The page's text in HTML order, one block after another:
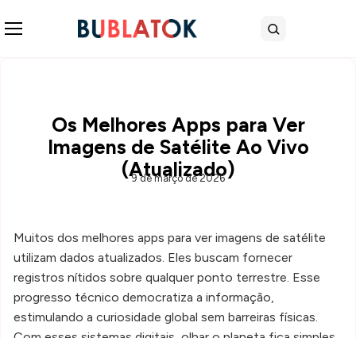
Buscar
Os Melhores Apps para Ver
Imagens de Satélite Ao Vivo
(Atualizado)
9 de março de 2026
Muitos dos melhores apps para ver imagens de satélite
utilizam dados atualizados. Eles buscam fornecer
registros nítidos sobre qualquer ponto terrestre. Esse
progresso técnico democratiza a informação,
estimulando a curiosidade global sem barreiras físicas.